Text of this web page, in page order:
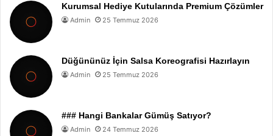
Kurumsal Hediye Kutularında Premium Çözümler
Admin 25 Temmuz 2026
Düğününüz İçin Salsa Koreografisi Hazırlayın
Admin 25 Temmuz 2026
### Hangi Bankalar Gümüş Satıyor?
Admin 24 Temmuz 2026